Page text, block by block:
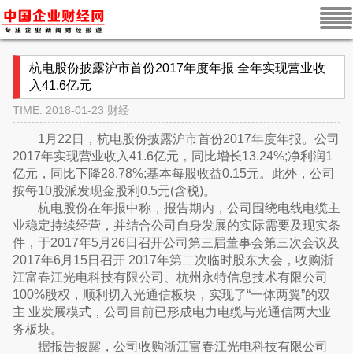
杭电股份披露沪市首份2017年度年报 全年实现营业收
入41.6亿元
TIME: 2018-01-23 财经
1月22日，杭电股份披露沪市首份2017年度年报。公司
2017年实现营业收入41.6亿元，同比增长13.24%;净利润1
亿元，同比下降28.78%;基本每股收益0.15元。此外，公司
按每10股派发现金股利0.5元(含税)。
杭电股份在年报中称，报告期内，公司围绕电线电缆主
业稳定持续经营，并结合公司自身发展的实际需要及现实条
件，于2017年5月26日召开公司第三届董事会第三次会议及
2017年6月15日召开 2017年第二次临时股东大会，收购浙
江富春江光电科技有限公司、杭州永特信息技术有限公司
100%股权，顺利切入光通信板块，实现了“一体两翼”的双
主 业发展模式，公司目前已形成电力电缆与光通信两大业
务板块。
据报告披露，公司收购浙江富春江光电科技有限公司